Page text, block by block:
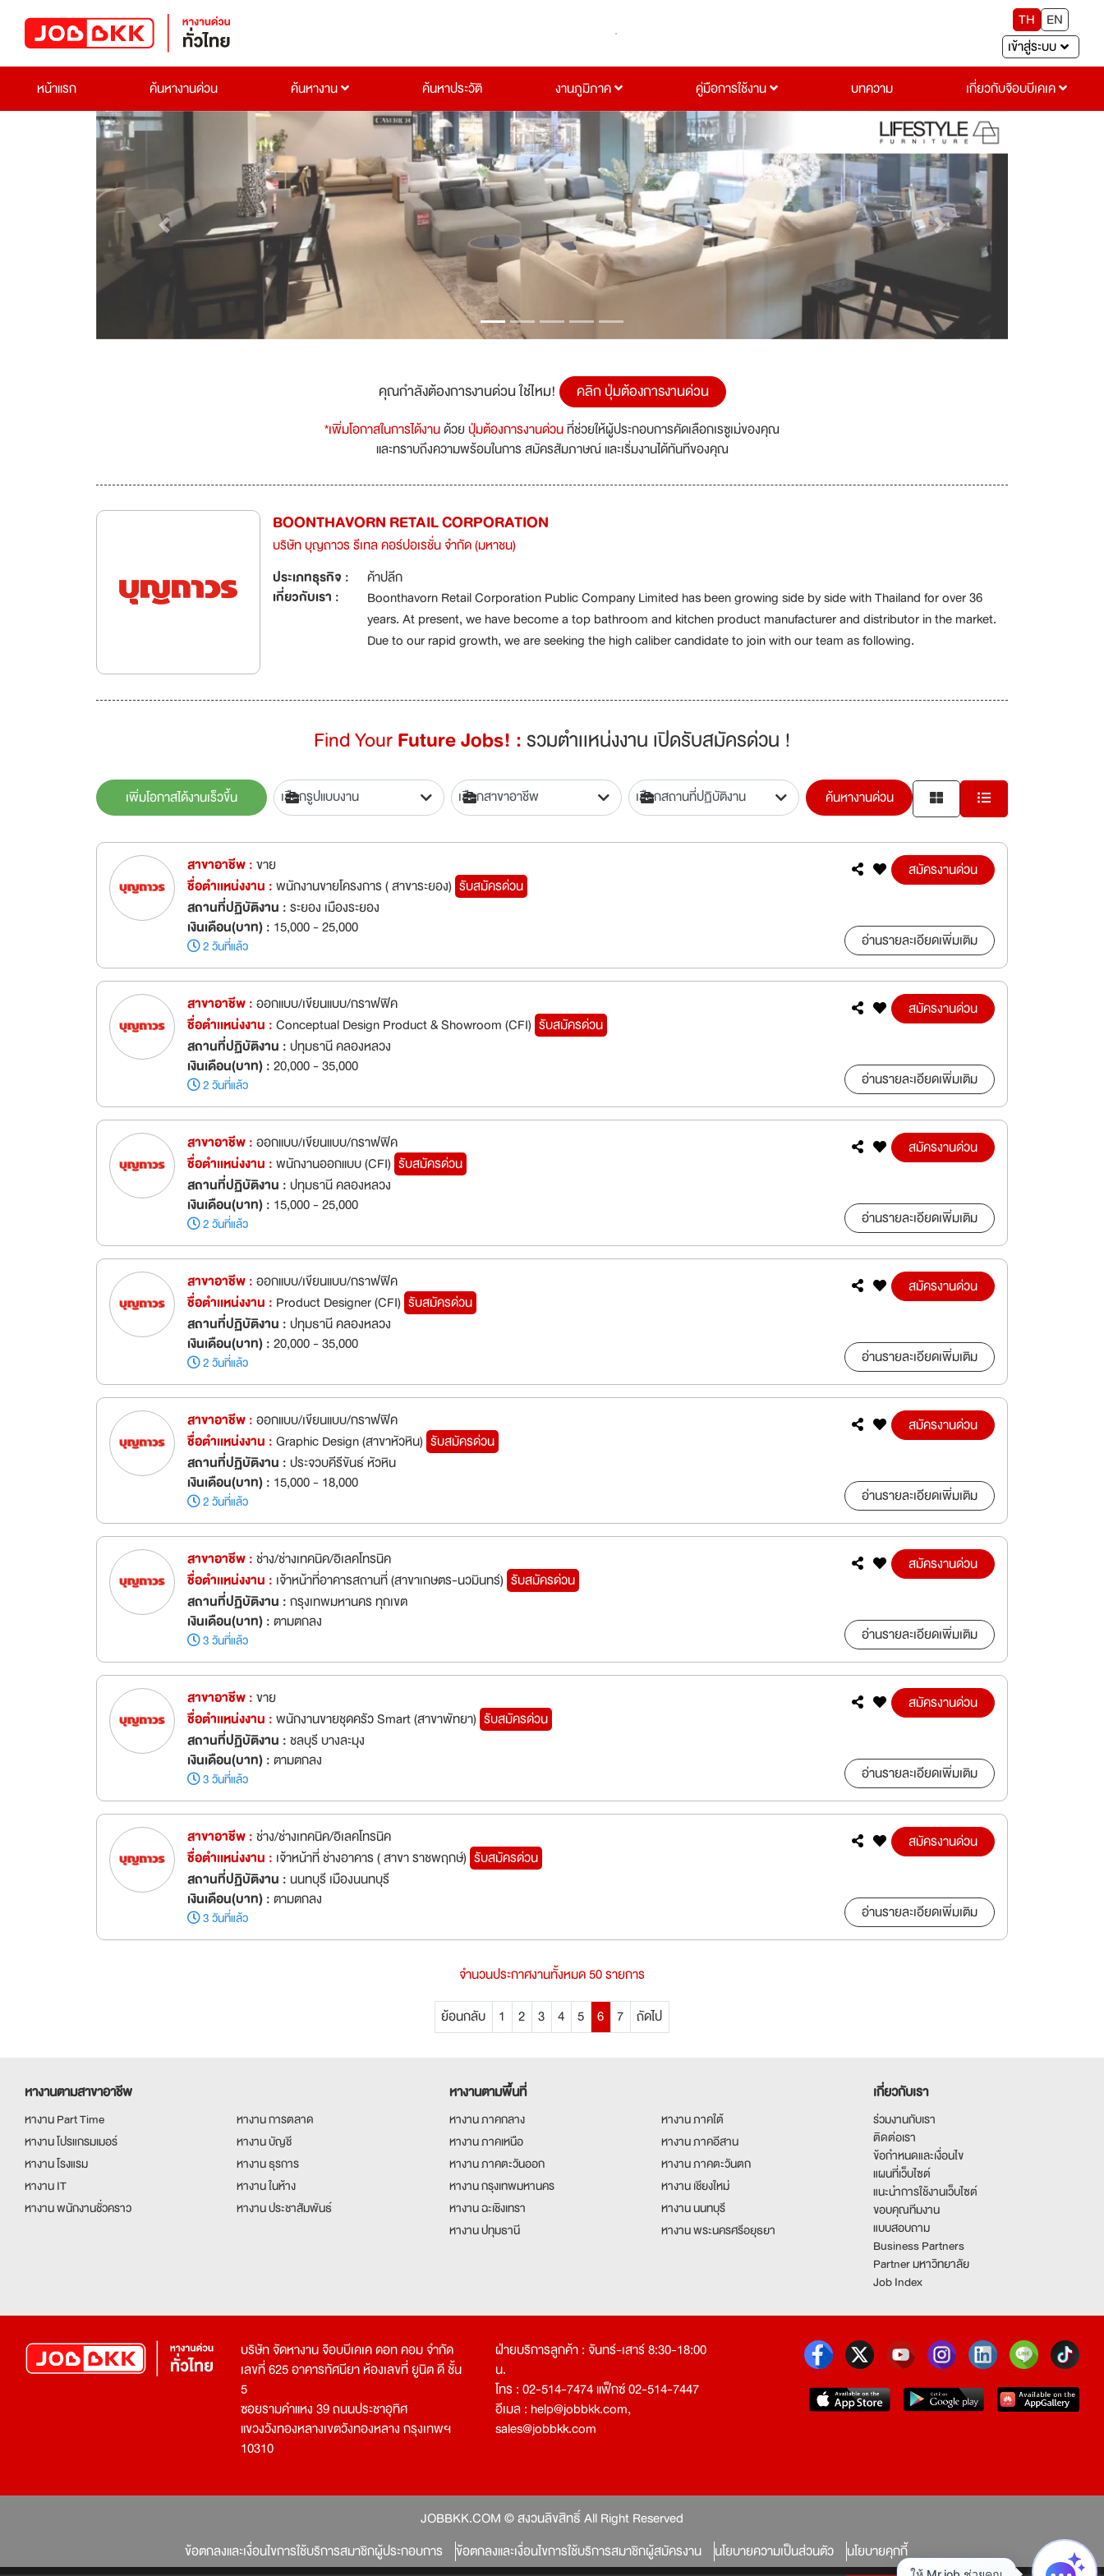
TH
EN
เข้าสู่ระบบ
หน้าแรก
ค้นหางานด่วน ค้นหางาน ค้นหาประวัติ งานภูมิภาค คู่มือการใช้งาน บทความ เกี่ยวกับจ๊อบบีเคเค
Previous Next
คุณกำลังต้องการงานด่วน ใช่ไหม! คลิก ปุ่มต้องการงานด่วน
*เพิ่มโอกาสในการได้งานด้วยปุ่มต้องการงานด่วนที่ช่วยให้ผู้ประกอบการคัดเลือกเรซูเม่ของคุณ
และทราบถึงความพร้อมในการ สมัครสัมภาษณ์ และเริ่มงานได้ทันทีของคุณ
BOONTHAVORN RETAIL CORPORATION
บริษัท บุญถาวร รีเทล คอร์ปอเรชั่น จำกัด (มหาชน)
ประเภทธุรกิจ :
ค้าปลีก
เกี่ยวกับเรา :
Boonthavorn Retail Corporation Public Company Limited has been growing side by side with Thailand for over 36
years. At present, we have become a top bathroom and kitchen product manufacturer and distributor in the market.
Due to our rapid growth, we are seeking the high caliber candidate to join with our team as following.
Find YourFuture Jobs! :รวมตำเเหน่งงาน เปิดรับสมัครด่วน !
เพิ่มโอกาสได้งานเร็วขึ้น ค้นหางานด่วน
สาขาอาชีพ :ขาย
ชื่อตำเเหน่งงาน :พนักงานขายโครงการ ( สาขาระยอง) รับสมัครด่วน
สถานที่ปฏิบัติงาน :ระยอง เมืองระยอง
เงินเดือน(บาท) : 15,000 - 25,000
2 วันที่แล้ว
สมัครงานด่วน
อ่านรายละเอียดเพิ่มเติม
สาขาอาชีพ :ออกแบบ/เขียนแบบ/กราฟฟิค
ชื่อตำเเหน่งงาน :Conceptual Design Product & Showroom (CFI) รับสมัครด่วน
สถานที่ปฏิบัติงาน :ปทุมธานี คลองหลวง
เงินเดือน(บาท) :20,000 - 35,000
2 วันที่แล้ว
สมัครงานด่วน
อ่านรายละเอียดเพิ่มเติม
สาขาอาชีพ :ออกแบบ/เขียนแบบ/กราฟฟิค
ชื่อตำเเหน่งงาน :พนักงานออกแบบ (CFI) รับสมัครด่วน
สถานที่ปฏิบัติงาน :ปทุมธานี คลองหลวง
เงินเดือน(บาท) : 15,000 - 25,000
2 วันที่แล้ว
สมัครงานด่วน
อ่านรายละเอียดเพิ่มเติม
สาขาอาชีพ :ออกแบบ/เขียนแบบ/กราฟฟิค
ชื่อตำเเหน่งงาน : Product Designer (CFI) รับสมัครด่วน
สถานที่ปฏิบัติงาน :ปทุมธานี คลองหลวง
เงินเดือน(บาท) :20,000 - 35,000
2 วันที่แล้ว
สมัครงานด่วน
อ่านรายละเอียดเพิ่มเติม
สาขาอาชีพ :ออกแบบ/เขียนแบบ/กราฟฟิค
ชื่อตำเเหน่งงาน :Graphic Design (สาขาหัวหิน) รับสมัครด่วน
สถานที่ปฏิบัติงาน :ประจวบคีรีขันธ์ หัวหิน
เงินเดือน(บาท) : 15,000 - 18,000
2 วันที่แล้ว
สมัครงานด่วน
อ่านรายละเอียดเพิ่มเติม
สาขาอาชีพ :ช่าง/ช่างเทคนิค/อิเลคโทรนิค
ชื่อตำเเหน่งงาน : เจ้าหน้าที่อาคารสถานที่ (สาขาเกษตร-นวมินทร์) รับสมัครด่วน
สถานที่ปฏิบัติงาน :กรุงเทพมหานคร ทุกเขต
เงินเดือน(บาท) :ตามตกลง
3 วันที่แล้ว
สมัครงานด่วน
อ่านรายละเอียดเพิ่มเติม
สาขาอาชีพ :ขาย
ชื่อตำเเหน่งงาน :พนักงานขายชุดครัว Smart (สาขาพัทยา) รับสมัครด่วน
สถานที่ปฏิบัติงาน :ชลบุรี บางละมุง
เงินเดือน(บาท) :ตามตกลง
3 วันที่แล้ว
สมัครงานด่วน
อ่านรายละเอียดเพิ่มเติม
สาขาอาชีพ :ช่าง/ช่างเทคนิค/อิเลคโทรนิค
ชื่อตำเเหน่งงาน : เจ้าหน้าที่ ช่างอาคาร ( สาขา ราชพฤกษ์) รับสมัครด่วน
สถานที่ปฏิบัติงาน : นนทบุรี เมืองนนทบุรี
เงินเดือน(บาท) :ตามตกลง
3 วันที่แล้ว
สมัครงานด่วน
อ่านรายละเอียดเพิ่มเติม
จำนวนประกาศงานทั้งหมด 50 รายการ
ย้อนกลับ
1 2 3 4 5 6 7 ถัดไป
หางานตามสาขาอาชีพ
หางาน Part Time
หางาน การตลาด
หางาน โปรแกรมเมอร์
หางาน บัญชี
หางาน โรงแรม
หางาน ธุรการ
หางาน IT
หางาน ในห้าง
หางาน พนักงานชั่วคราว
หางาน ประชาสัมพันธ์
หางานตามพื้นที่
หางาน ภาคกลาง
หางาน ภาคใต้
หางาน ภาคเหนือ
หางาน ภาคอีสาน
หางาน ภาคตะวันออก
หางาน ภาคตะวันตก
หางาน กรุงเทพมหานคร
หางาน เชียงใหม่
หางาน ฉะเชิงเทรา
หางาน นนทบุรี
หางาน ปทุมธานี
หางาน พระนครศรีอยุธยา
เกี่ยวกับเรา
ร่วมงานกับเรา
ติดต่อเรา
ข้อกำหนดและเงื่อนไข
แผนที่เว็บไซต์
แนะนำการใช้งานเว็บไซต์
ขอบคุณทีมงาน
แบบสอบถาม
Business Partners
Partner มหาวิทยาลัย
Job Index
บริษัท จัดหางาน จ๊อบบีเคเค ดอท คอม จำกัด
เลขที่ 625 อาคารทัศนียา ห้องเลขที่ ยูนิต ดี ชั้น
5
ซอยรามคำแหง 39 ถนนประชาอุทิศ
แขวงวังทองหลางเขตวังทองหลาง กรุงเทพฯ
10310
ฝ่ายบริการลูกค้า : จันทร์-เสาร์ 8:30-18:00
น.
โทร : 02-514-7474 แฟ็กซ์ 02-514-7447
อีเมล : help@jobbkk.com,
sales@jobbkk.com
JOBBKK.COM © สงวนลิขสิทธิ์ All Right Reserved
ข้อตกลงและเงื่อนไขการใช้บริการสมาชิกผู้ประกอบการ
ข้อตกลงและเงื่อนไขการใช้บริการสมาชิกผู้สมัครงาน นโยบายความเป็นส่วนตัว นโยบายคุกกี้